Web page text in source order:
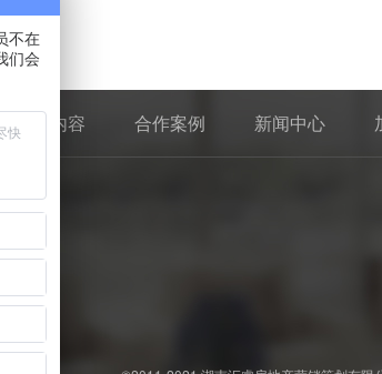
服务内容 合作案例 新闻中心
不在
们会